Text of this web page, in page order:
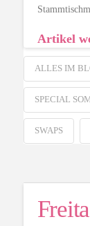
Artikel
ALLES IM
SPECIAL
SWAPS